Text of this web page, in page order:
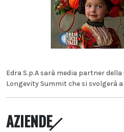
Edra S.p.A sarà media partner
Longevity Summit che si svolgerà a
AZIENDE